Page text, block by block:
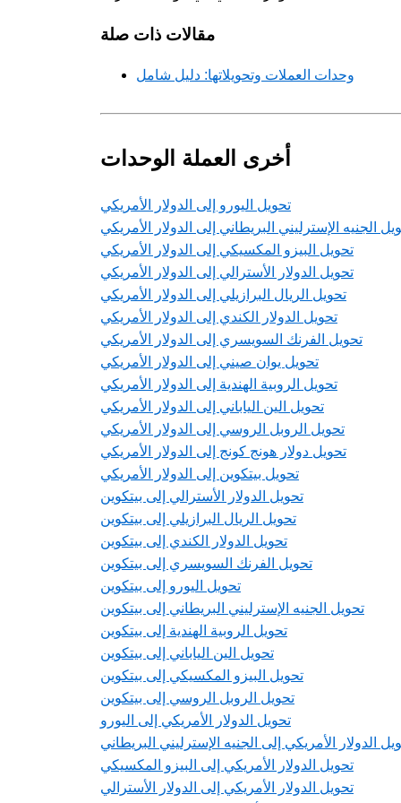
مقالات ذات صلة
وحدات العملات وتحويلاتها: دليل شامل
أخرى العملة الوحدات
تحويل اليورو إلى الدولار الأمريكي
الجنيه الإسترليني البريطاني إلى الدولار الأمريكي
تحويل البيزو المكسيكي إلى الدولار الأمريكي
تحويل الدولار الأسترالي إلى الدولار الأمريكي
تحويل الريال البرازيلي إلى الدولار الأمريكي
تحويل الدولار الكندي إلى الدولار الأمريكي
تحويل الفرنك السويسري إلى الدولار الأمريكي
تحويل يوان صيني إلى الدولار الأمريكي
تحويل الروبية الهندية إلى الدولار الأمريكي
تحويل الين الياباني إلى الدولار الأمريكي
تحويل الروبل الروسي إلى الدولار الأمريكي
تحويل دولار هونج كونج إلى الدولار الأمريكي
تحويل بيتكوين إلى الدولار الأمريكي
تحويل الدولار الأسترالي إلى بيتكوين
تحويل الريال البرازيلي إلى بيتكوين
تحويل الدولار الكندي إلى بيتكوين
تحويل الفرنك السويسري إلى بيتكوين
تحويل اليورو إلى بيتكوين
تحويل الجنيه الإسترليني البريطاني إلى بيتكوين
تحويل الروبية الهندية إلى بيتكوين
تحويل الين الياباني إلى بيتكوين
تحويل البيزو المكسيكي إلى بيتكوين
تحويل الروبل الروسي إلى بيتكوين
تحويل الدولار الأمريكي إلى اليورو
الدولار الأمريكي إلى الجنيه الإسترليني البريطاني
تحويل الدولار الأمريكي إلى البيزو المكسيكي
تحويل الدولار الأمريكي إلى الدولار الأسترالي